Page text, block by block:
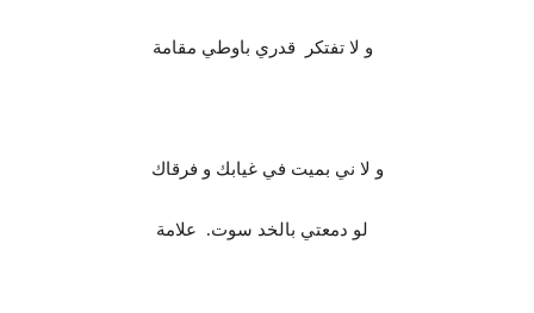
و لا تفتكر قدري باوطي مقامة
و لا ني بميت في غيابك و فرقاك
لو دمعتي بالخد سوت. علامة